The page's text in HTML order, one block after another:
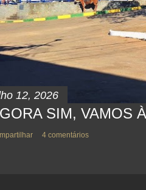
12, 2026
SIM, VAMOS
4 comentários